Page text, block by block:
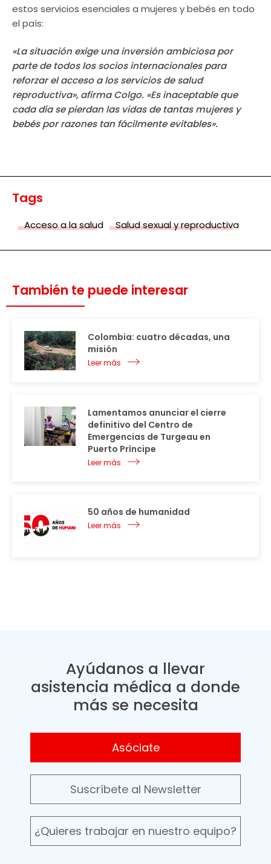
estos servicios esenciales a mujeres y bebés en todo
el país:
«La situación exige una inversión ambiciosa por
parte de todos los socios internacionales para
reforzar el acceso a los servicios de salud
reproductiva», afirma Colgo. «Es inaceptable que
cada día se pierdan las vidas de tantas mujeres y
bebés por razones tan fácilmente evitables».
Tags
Acceso a la salud Salud sexual y reproductiva
También te puede interesar
Colombia: cuatro décadas, una
misión
Leer más
Lamentamos anunciar el cierre
definitivo del Centro de
Emergencias de Turgeau en
Puerto Príncipe
Leer más
50 años de humanidad
Leer más
Ayúdanos a llevar
asistencia médica a donde
más se necesita
Asóciate
Suscríbete al Newsletter
¿Quieres trabajar en nuestro equipo?